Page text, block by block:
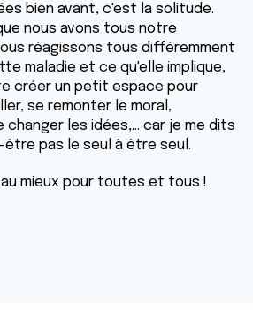
bien avant, c'est la solitude.
nous avons tous notre
réagissons tous différemment
maladie et ce qu'elle implique,
créer un petit espace pour
se remonter le moral,
les idées,... car je me dits
pas le seul à être seul.
mieux pour toutes et tous !